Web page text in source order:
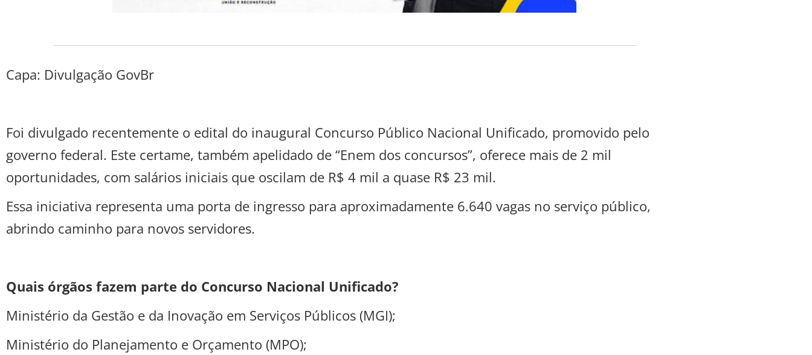
Capa: Divulgação GovBr
Foi divulgado recentemente o edital do inaugural Concurso Público Nacional Unificado, promovido pelo
governo federal. Este certame, também apelidado de “Enem dos concursos”, oferece mais de 2 mil
oportunidades, com salários iniciais que oscilam de R$ 4 mil a quase R$ 23 mil.
Essa iniciativa representa uma porta de ingresso para aproximadamente 6.640 vagas no serviço público,
abrindo caminho para novos servidores.
Quais órgãos fazem parte do Concurso Nacional Unificado?
Ministério da Gestão e da Inovação em Serviços Públicos (MGI);
Ministério do Planejamento e Orçamento (MPO);